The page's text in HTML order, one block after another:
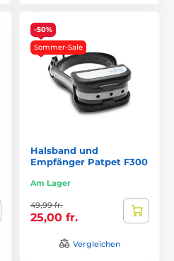
-50%
Sommer-Sale
Halsband und
Empfänger Patpet F300
Am Lager
49,99 fr.
25,00 fr.
Vergleichen